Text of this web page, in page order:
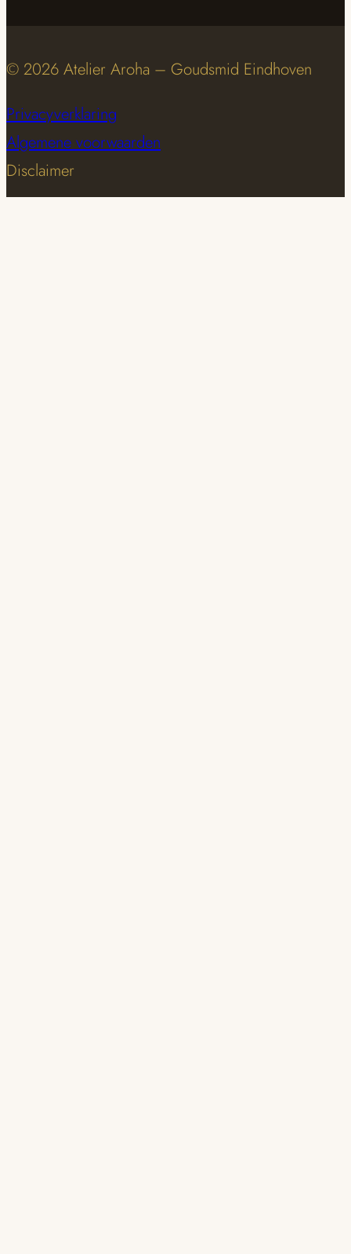
© 2026 Atelier Aroha – Goudsmid Eindhoven
Privacyverklaring
Algemene voorwaarden
Disclaimer